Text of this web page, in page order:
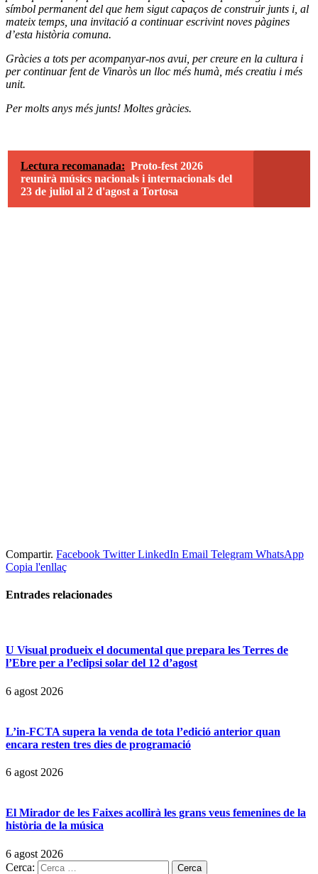
símbol permanent del que hem sigut capaços de construir junts i, al
mateix temps, una invitació a continuar escrivint noves pàgines
d’esta història comuna.
Gràcies a tots per acompanyar-nos avui, per creure en la cultura i
per continuar fent de Vinaròs un lloc més humà, més creatiu i més
unit.
Per molts anys més junts! Moltes gràcies.
Lectura recomanada: Proto-fest 2026
reunirà músics nacionals i internacionals del
23 de juliol al 2 d'agost a Tortosa
Compartir. Facebook Twitter LinkedIn Email Telegram WhatsApp
Copia l'enllaç
Entrades relacionades
U Visual produeix el documental que prepara les Terres de
l’Ebre per a l’eclipsi solar del 12 d’agost
6 agost 2026
L’in-FCTA supera la venda de tota l’edició anterior quan
encara resten tres dies de programació
6 agost 2026
El Mirador de les Faixes acollirà les grans veus femenines de la
història de la música
6 agost 2026
Cerca: